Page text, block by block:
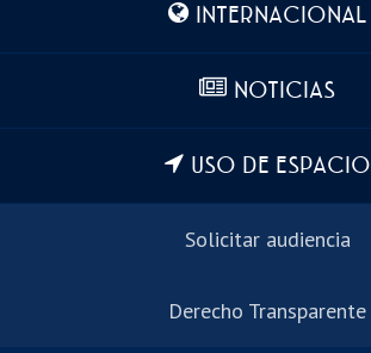
INTERNACIONAL
NOTICIAS
USO DE ESPACIO
Solicitar audiencia
Derecho Transparente